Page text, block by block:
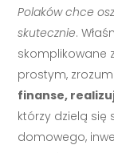
Polaków chce
skutecznie.
skomplikowane
prostym,
finanse,
którzy dzielą się
domowego,